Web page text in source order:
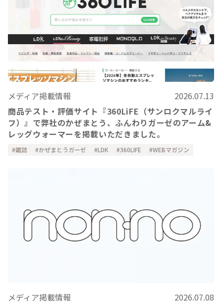
メディア掲載情報
2026.07.13
商品テスト・評価サイト『360LiFE（サンロクマルライ
フ）』で弊社のかぜまとう、ふんわりガーゼのアーム&
レッグウォーマーを掲載いただきました。
雑誌 かぜまとうガーゼ LDK 360LIFE WEBマガジン
メディア掲載情報
2026.07.08